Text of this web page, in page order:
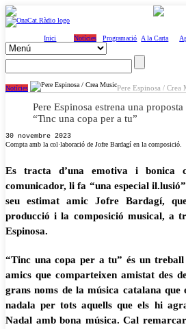
Inici Notícies Programació A la Carta
Notícies Pere Espinosa / Crea
Pere Espinosa estrena una
“Tinc una copa per a tu”
30 novembre 2023
Compta amb la col·laboració de Jofre Bardagí en la composició.
Es tracta d’una emotiva i bonica
comunicador, li fa “una especial
seu estimat amic Jofre Bardagí,
producció i la composició musical, a
Espinosa.
“Tinc una copa per a tu” és un
amics que comparteixen amistat des
grans noms de la música catalana que
nadala per tots aquells que els hi
Nadal amb bona música. Cal